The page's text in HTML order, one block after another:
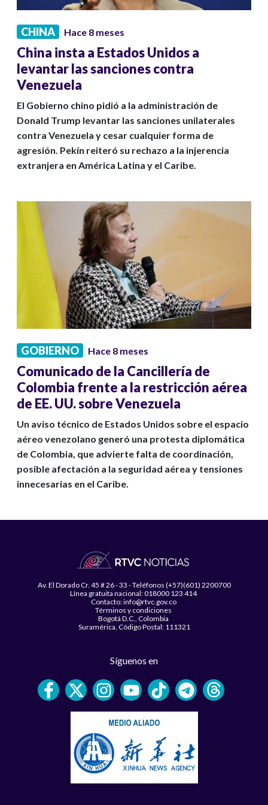
CHINA Hace 8 meses
China insta a Estados Unidos a
levantar las sanciones contra
Venezuela
El Gobierno chino pidió a la administración de
Donald Trump levantar las sanciones unilaterales
contra Venezuela y cesar cualquier forma de
agresión. Pekín reiteró su rechazo a la injerencia
extranjera en América Latina y el Caribe.
GOBIERNO Hace 8 meses
Comunicado de la Cancillería de
Colombia frente a la restricción aérea
de EE. UU. sobre Venezuela
Un aviso técnico de Estados Unidos sobre el espacio
aéreo venezolano generó una protesta diplomática
de Colombia, que advierte falta de coordinación,
posible afectación a la seguridad aérea y tensiones
innecesarias en el Caribe.
Av. El Dorado Cr. 45 # 26 - 33 - Teléfonos (+57)(601) 2200700
Línea gratuita nacional: 018000 123 414
Contacto: info@rtvc.gov.co
Términos y condiciones
Bogotá D.C., Colombia
Suramérica, Código Postal: 111321
Síguenos en